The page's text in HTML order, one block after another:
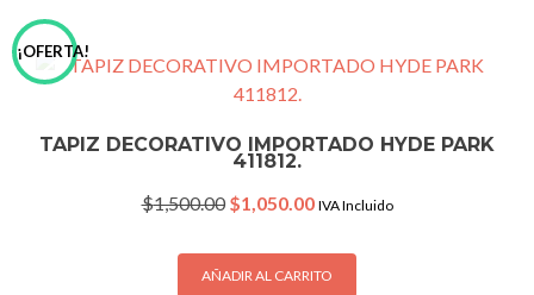
¡OFERTA!
TAPIZ DECORATIVO IMPORTADO HYDE PARK
411812.
$1,500.00 Original
was:
$1,500.00.
$1,050.00Current
is:
$1,050.00.
IVA Incluido
AÑADIR AL CARRITO